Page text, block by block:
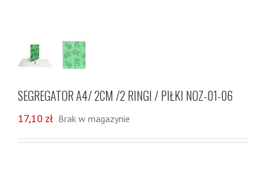
SEGREGATOR A4/ 2CM /2 RINGI / PIŁKI NOZ-01-06
17,10 zł Brak w magazynie